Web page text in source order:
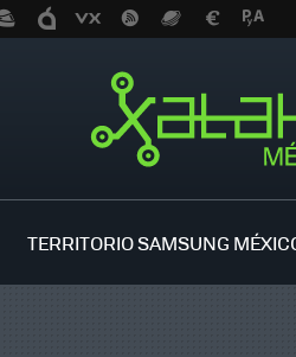
TERRITORIO SAMSUNG